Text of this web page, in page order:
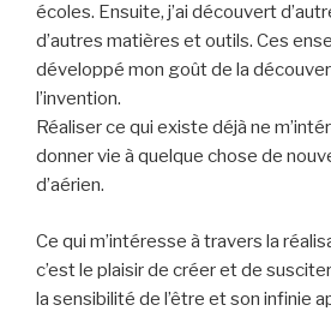
écoles. Ensuite, j’ai découvert
d’autres matières et outils. Ces
développé mon goût de la
l’invention.
Réaliser ce qui existe déjà ne
donner vie à quelque chose de
d’aérien.
​Ce qui m’intéresse à travers la
c’est le plaisir de créer et de susciter
la sensibilité de l’être et son infinie